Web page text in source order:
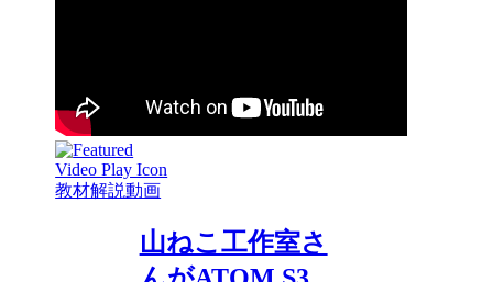
教材解説動画
山ねこ工作室さ